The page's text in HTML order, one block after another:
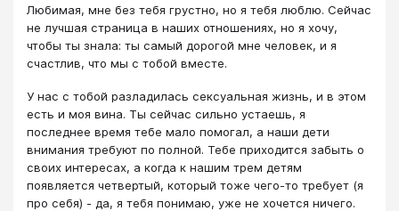
Любимая, мне без тебя грустно, но я тебя люблю. Сейчас
не лучшая страница в наших отношениях, но я хочу,
чтобы ты знала: ты самый дорогой мне человек, и я
счастлив, что мы с тобой вместе.
У нас с тобой разладилась сексуальная жизнь, и в этом
есть и моя вина. Ты сейчас сильно устаешь, я
последнее время тебе мало помогал, а наши дети
внимания требуют по полной. Тебе приходится забыть о
своих интересах, а когда к нашим трем детям
появляется четвертый, который тоже чего-то требует (я
про себя) - да, я тебя понимаю, уже не хочется ничего.